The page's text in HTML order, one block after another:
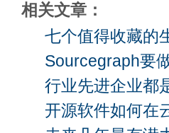
相关文章：
七个值得收藏的
Sourcegraph要
行业先进企业都
开源软件如何在